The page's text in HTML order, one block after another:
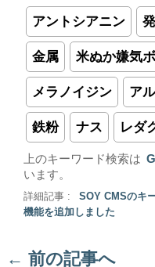
アントシアニン
金属 米ぬか嫌気
メラノイジン ア
鉄粉 ナス レダ
上のキーワード検索は
います。
詳細記事 :
SOY CMSのキ
機能を追加しました
← 前の記事へ